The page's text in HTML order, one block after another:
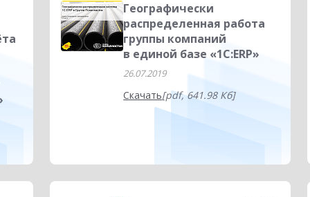
Географически
распределенная работа
группы компаний
в единой базе «1С:ERP»
26.07.2019
Скачать[pdf, 641.98 Кб]